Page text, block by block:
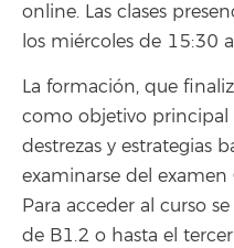
online. Las clases
los miércoles de 15:30
La formación, que
como objetivo principal
destrezas y estrategias
examinarse del
Para acceder al curso
de B1.2 o hasta el